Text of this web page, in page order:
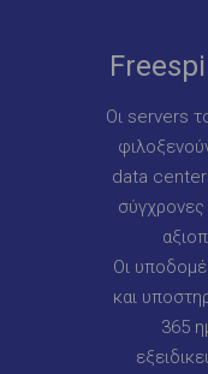
Οι servers
data
Οι
και
365